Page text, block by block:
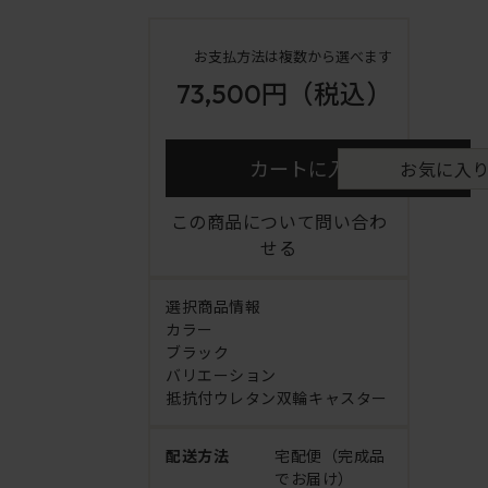
お支払方法は複数から選べます
73,500円 （税込）
カートに入れる お気に入
この商品について問い合わ
せる
選択商品情報
カラー
ブラック
バリエーション
抵抗付ウレタン双輪キャスター
配送方法
宅配便（完成品
でお届け）